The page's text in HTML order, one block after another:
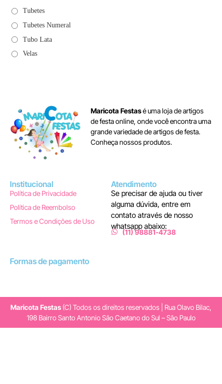
Tubetes
Tubetes Numeral
Tubo Lata
Velas
Maricota Festasé uma loja de artigos
de festa online, onde você encontra uma
grande variedade de artigos de festa.
Conheça nossos produtos.
Institucional
Política de Privacidade
Política de Reembolso
Termos e Condições de Uso
Atendimento
Se precisar de ajuda ou tiver
alguma dúvida, entre em
contato através de nosso
whatsapp abaixo:
(11) 98881-4738
Formas de pagamento
Maricota Festas (C) Todos os direitos reservados | Rua Olavo Bilac,
198 Bairro Santo Antonio São Caetano do Sul – São Paulo